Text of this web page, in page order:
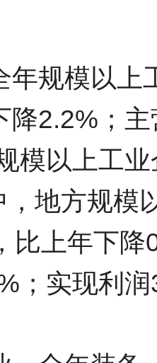
年规模以上
降2.2%；
模以上工
地方规模
比上年下
；实现利